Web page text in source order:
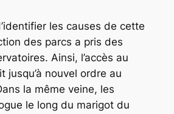
les causes de cette
des parcs a pris des
Ainsi, l’accès au
jusqu’à nouvel ordre au
la même veine, les
le long du marigot du